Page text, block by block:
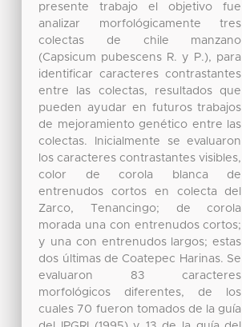
presente trabajo el objetivo fue
analizar morfológicamente tres
colectas de chile manzano
(Capsicum pubescens R. y P.), para
identificar caracteres contrastantes
entre las colectas, resultados que
pueden ayudar en futuros trabajos
de mejoramiento genético entre las
colectas. Inicialmente se evaluaron
los caracteres contrastantes visibles,
color de corola blanca de
entrenudos cortos en colecta del
Zarco, Tenancingo; de corola
morada una con entrenudos cortos;
y una con entrenudos largos; estas
dos últimas de Coatepec Harinas. Se
evaluaron 83 caracteres
morfológicos diferentes, de los
cuales 70 fueron tomados de la guía